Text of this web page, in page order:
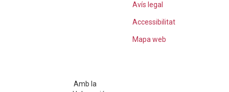
Avís legal
Accessibilitat
Mapa web
Amb la